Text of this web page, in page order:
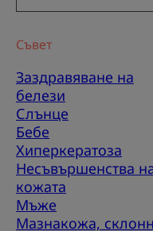
Съвет
Заздравяване на
белези
Слънце
Бебе
Хиперкератоза
Несъвършенства
кожата
Мъже
Мазнакожа,